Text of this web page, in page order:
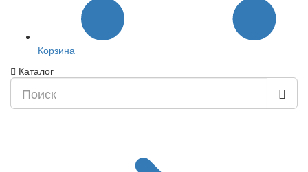
Корзина
Каталог